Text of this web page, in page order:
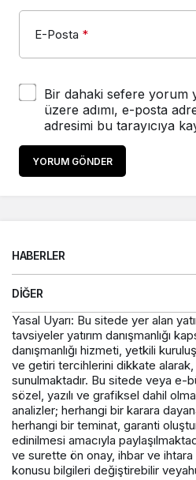
E-Posta *
Bir dahaki sefere yorum
üzere adımı, e-posta
adresimi bu tarayıcıya
YORUM GÖNDER
HABERLER
DIĞER
Yasal Uyarı: Bu sitede yer alan
tavsiyeler yatırım danışmanlığı
danışmanlığı hizmeti, yetkili
ve getiri tercihlerini dikkate
sunulmaktadır. Bu sitede veya e-
sözel, yazılı ve grafiksel dahil
analizler; herhangi bir karara
herhangi bir teminat, garanti
edinilmesi amacıyla
ve surette ön onay, ihbar ve ihtara
konusu bilgileri değiştirebilir